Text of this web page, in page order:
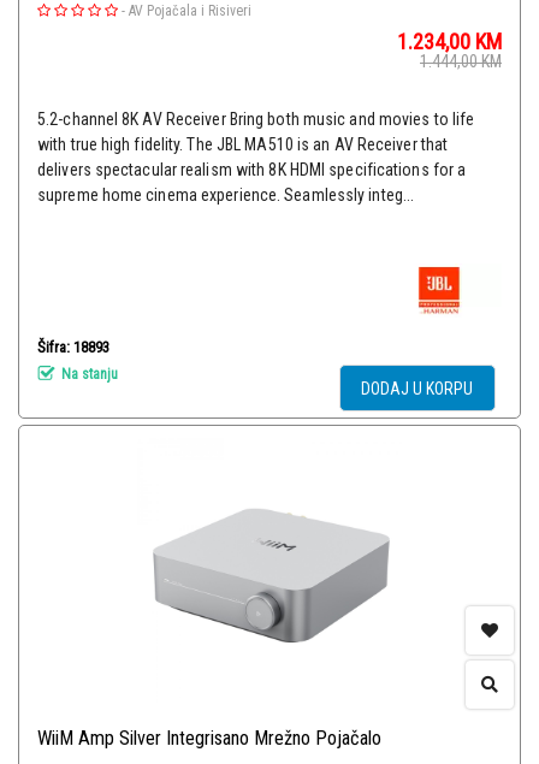
- AV Pojačala i Risiveri
1.234,00 KM
1.444,00KM
5.2-channel 8K AV Receiver Bring both music and movies to life
with true high fidelity. The JBL MA510 is an AV Receiver that
delivers spectacular realism with 8K HDMI specifications for a
supreme home cinema experience. Seamlessly integ...
Šifra: 18893
Na stanju
DODAJ U KORPU
WiiM Amp Silver Integrisano Mrežno Pojačalo